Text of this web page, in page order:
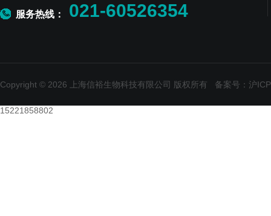
服务热线： 021-60526354
Copyright © 2026 上海信裕生物科技有限公司 版权所有 备案号：沪
15221858802